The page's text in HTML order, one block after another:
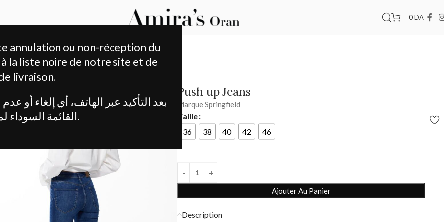
annulation ou non-réception du
la liste noire de notre site et de
livraison.
القائمة السوداء لموقعنا ومنصة التوصيل.
0DA
Push up Jeans
Marque Springfield
Taille
36
38 40 42 46
Ajouter Au Panier
Description